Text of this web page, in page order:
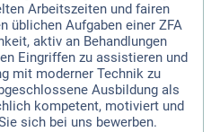
Arbeitszeiten und fairen
üblichen Aufgaben einer ZFA
aktiv an Behandlungen
Eingriffen zu assistieren und
mit moderner Technik zu
Ausbildung als
kompetent, motiviert und
sich bei uns bewerben.